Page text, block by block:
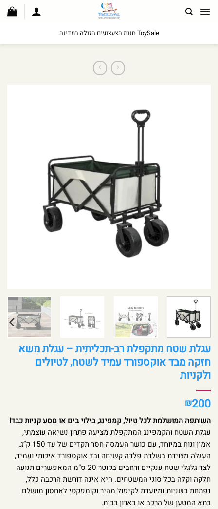
לתוכן
ToySale חנות הצעצועים הזולה במדינה
עגלת שטח מתקפלת רב-תכליתית – עגלת משא
חזקה מבד אוקספורד עמיד לשטח, לטיולים
ולקניות
₪200
השותפה המושלמת לכל טיול, קמפינג, בילוי בים או מסע קניות כבד!
עגלת השטח והקמפינג המתקפלת מציעה פתרון נשיאה עוצמתי,
אמין ונוח במיוחד, עם כושר העמסה חסר תקדים של עד 150 ק”ג.
העגלה מצוידת בשלדת פלדה קשיחה ובד אוקספורד איכותי ועמיד,
לצד גלגלי שטח ענקיים ורחבים בקוטר 20 ס”מ המאפשרים תנועה
חלקה וקלה בכל סוגי המשטחים. היא אינה דורשת הרכבה כלל,
נפתחת בשניות ומיועדת לקיפול מהיר וקומפקטי לאחסון מושלם
בתא המטען של הרכב או בארון בבית.